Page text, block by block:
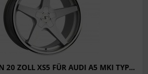
20 ZOLL XS5 FÜR AUDI A5 MKI TYP...